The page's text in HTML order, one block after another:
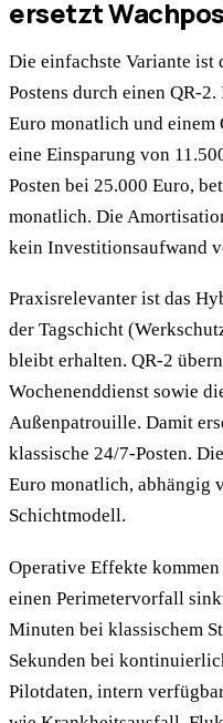
ersetzt
Die einfachste Variante
Postens durch einen QR-
Euro monatlich und einem
eine Einsparung von
Posten bei 25.000 Euro,
monatlich. Die
kein Investitionsaufwand
Praxisrelevanter ist das
der Tagschicht
bleibt erhalten. QR-2
Wochenenddienst sowie
Außenpatrouille. Damit
klassische 24/7-Posten.
Euro monatlich, abhängig
Schichtmodell.
Operative Effekte
einen Perimetervorfall
Minuten bei klassischem
Sekunden bei
Pilotdaten, intern